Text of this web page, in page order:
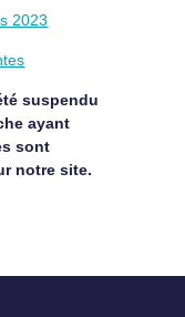
2023
suspendu
ayant
sont
notre site.